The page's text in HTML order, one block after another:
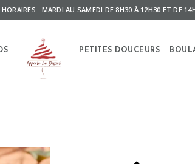
: MARDI AU SAMEDI DE 8H30 À 12H30 ET DE
PETITES DOUCEURS